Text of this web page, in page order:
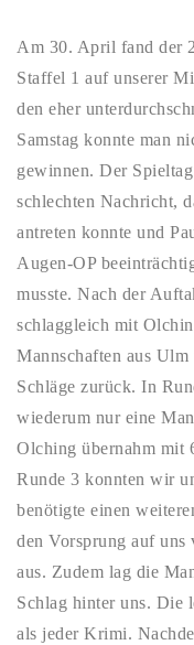
Am 30. April fand der
Staffel 1 auf unserer
den eher
Samstag konnte man
gewinnen. Der
schlechten Nachricht,
antreten konnte und
Augen-OP
musste. Nach der
schlaggleich mit
Mannschaften aus
Schläge zurück. In
wiederum nur eine
Olching übernahm mit
Runde 3 konnten wir
benötigte einen
den Vorsprung auf uns
aus. Zudem lag die
Schlag hinter uns. Die
als jeder Krimi.